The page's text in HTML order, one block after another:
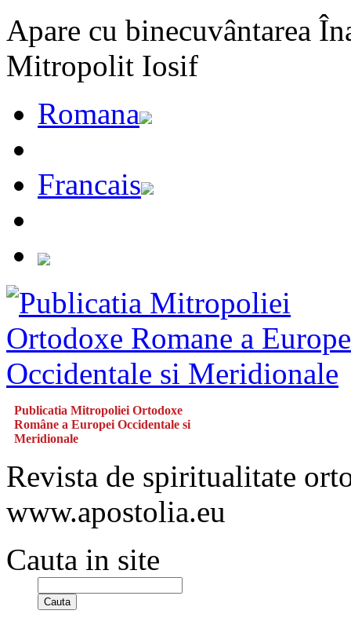
Apare cu binecuvântarea
Mitropolit Iosif
Romana
Francais
Publicatia Mitropoliei Ortodoxe
Române a Europei Occidentale si
Meridionale
Revista de spiritualitate
www.apostolia.eu
Cauta in site
Cauta